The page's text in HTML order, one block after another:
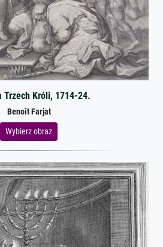
Trzech Króli, 1714-24.
Benoît Farjat
Wybierz obraz